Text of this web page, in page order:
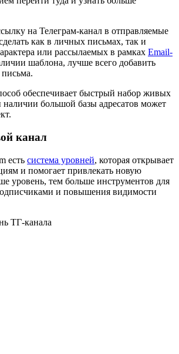
на Телеграм-канал в отправляемые
как в личных письмах, так и
или рассылаемых в рамках Email-
шаблона, лучше всего добавить
обеспечивает быстрый набор живых
большой базы адресатов может
канал
есть система уровней, которая открывает
и помогает привлекать новую
уровень, тем больше инструментов для
и повышения видимости